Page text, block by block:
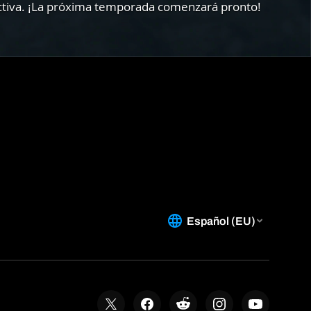
¡La próxima temporada comenzará pronto!